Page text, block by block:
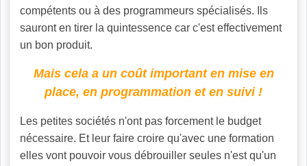
compétents ou à des programmeurs spécialisés. Ils
sauront en tirer la quintessence car c'est effectivement
un bon produit.
Mais cela a un coût important en mise en
place, en programmation et en suivi!
Les petites sociétés n'ont pas forcement le budget
nécessaire. Et leur faire croire qu'avec une formation
elles vont pouvoir vous débrouiller seules n'est qu'un